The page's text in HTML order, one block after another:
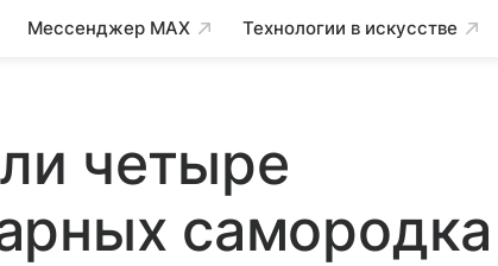
Мессенджер MAX Технологии в искусстве
четыре
самородка